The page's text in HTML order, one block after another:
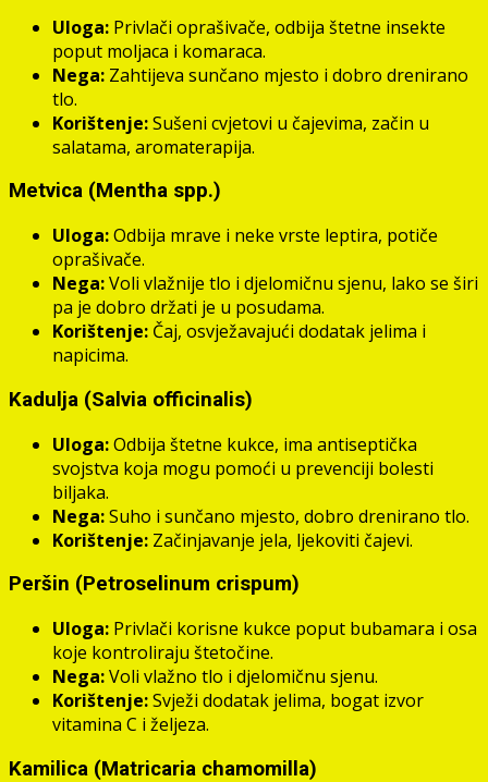
Uloga: Privlači oprašivače, odbija štetne insekte
poput moljaca i komaraca.
Nega: Zahtijeva sunčano mjesto i dobro drenirano
tlo.
Korištenje:Sušeni cvjetovi u čajevima, začin u
salatama, aromaterapija.
Metvica (Mentha spp.)
Uloga:Odbija mrave i neke vrste leptira, potiče
oprašivače.
Nega:Voli vlažnije tlo i djelomičnu sjenu, lako se širi
pa je dobro držati je u posudama.
Korištenje: Čaj, osvježavajući dodatak jelima i
napicima.
Kadulja (Salvia officinalis)
Uloga:Odbija štetne kukce, ima antiseptička
svojstva koja mogu pomoći u prevenciji bolesti
biljaka.
Nega:Suho i sunčano mjesto, dobro drenirano tlo.
Korištenje: Začinjavanje jela, ljekoviti čajevi.
Peršin (Petroselinum crispum)
Uloga: Privlači korisne kukce poput bubamara i osa
koje kontroliraju štetočine.
Nega:Voli vlažno tlo i djelomičnu sjenu.
Korištenje:Svježi dodatak jelima, bogat izvor
vitamina C i željeza.
Kamilica (Matricaria chamomilla)